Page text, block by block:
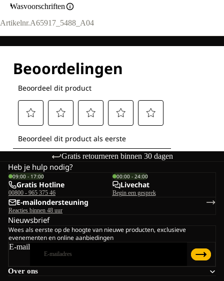
Wasvoorschriften
Artikelnr.A65917_5488_A04
Gratis retourneren binnen 30 dagen
Over ons
Heb je hulp nodig?
09:00 - 17:00
Gratis Hotline
00800 - 965 375 46
00:00 - 24:00
Livechat
Begin een gesprek
E-mailondersteuning
Reacties binnen 48 uur
Nieuwsbrief
Wees als eerste op de hoogte van nieuwe producten, exclusieve
evenementen en online aanbiedingen
E-mail